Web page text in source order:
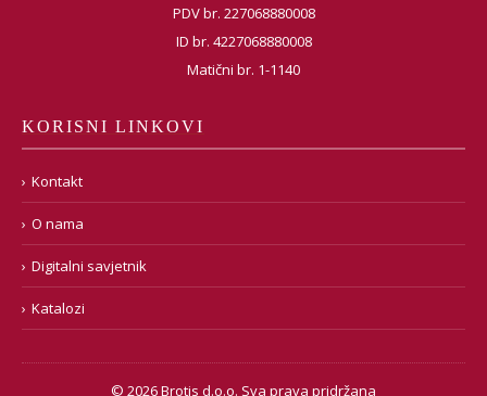
PDV br. 227068880008
ID br. 4227068880008
Matični br. 1-1140
KORISNI LINKOVI
Kontakt
O nama
Digitalni savjetnik
Katalozi
© 2026 Brotis d.o.o. Sva prava pridržana